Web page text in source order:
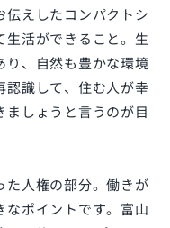
えしたコンパクトシ
生活ができること。生
り、自然も豊かな環境
認識して、住む人が幸
しょうと言うのが目
た人権の部分。働きが
なポイントです。富山